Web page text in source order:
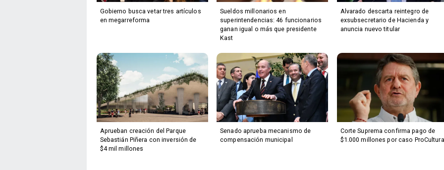
Gobierno busca vetar tres artículos
en megarreforma
Sueldos millonarios en
superintendencias: 46 funcionarios
ganan igual o más que presidente
Kast
Alvarado descarta reintegro de
exsubsecretario de Hacienda y
anuncia nuevo titular
Aprueban creación del Parque
Sebastián Piñera con inversión de
$4 mil millones
Senado aprueba mecanismo de
compensación municipal
Corte Suprema confirma pago de
$1.000 millones por caso ProCultura